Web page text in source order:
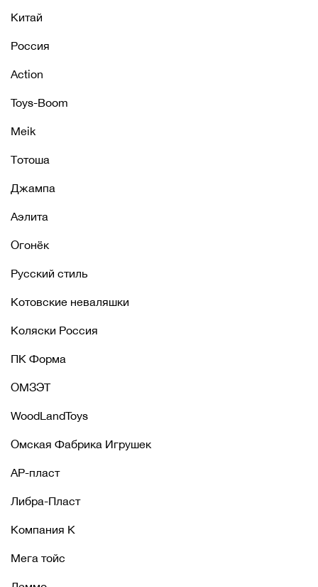
Китай
Россия
Action
Toys-Boom
Meik
Тотоша
Джампа
Аэлита
Огонёк
Русский стиль
Котовские неваляшки
Коляски Россия
ПК Форма
ОМЗЭТ
WoodLandToys
Омская Фабрика Игрушек
АР-пласт
Либра-Пласт
Компания К
Мега тойс